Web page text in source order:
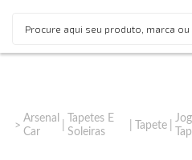
Arsenal
Car
Tapetes E
Soleiras
Tapete